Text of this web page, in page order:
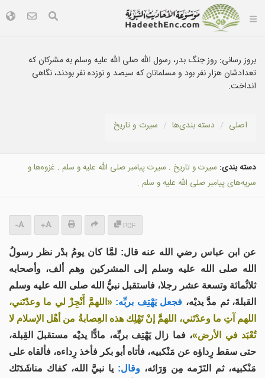
بروز رسانی: روز جنگ بدر، رسول الله صلی الله علیه وسلم به مشرکان که
تعدادشان هزار نفر بود و مسلمانان که سيصد و نوزده نفر بودند، نگاهی
انداخت.
اصلی دسته بندى‌ها سيرت و تاريخ
دسته بندی: سيرت و تاريخ . سیرت پيامبر صلى الله عليه و سلم . غزوه‌ها و
سريه‌هاى پيامبر صلى الله عليه و سلم .
PDF
+
-
عن ابن عباس رضي الله عنه قال: لمَّا كان يومُ بدْر نظر رسولُ
الله صلى الله عليه وسلم إلى المشركين وهم ألف، وأصحابه
ثلاثُمائة وتسعة عشر رجلا، فاستقبل نبيُّ الله صلى الله عليه وسلم
القبلةَ، ثم مدَّ يديْه، فجعل يَهْتِف بربِّه: «اللهمَّ أَنْجِزْ لي ما وعدْتَني،
اللهم آتِ ما وعدْتَني، اللهمَّ إنْ تَهْلِك هذه العِصابةُ من أهْل الإسلام لا
تُعْبَد في الأرض»، فما زال يَهْتِف بربِّه، مادًّا يديْه مستقبلَ القِبلة،
حتى سقط رِداؤه عن مَنْكبيه، فأتاه أبو بكر فأخذ رِداءه، فألقاه على
مَنْكبيه، ثم التَزَمه مِن وَرَائه، وقال: يا نبيَّ الله، كفاك مناشَدَتَك